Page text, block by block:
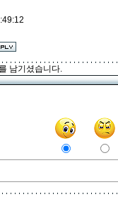
남기셨습니다.